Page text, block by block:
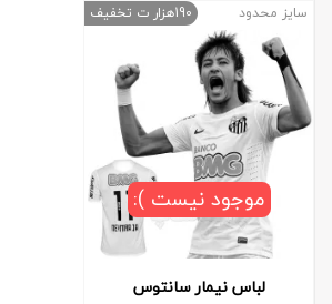
لباس نیمار سانتوس
سایز محدود 190هزار ت تخفیف
موجود نیست ):